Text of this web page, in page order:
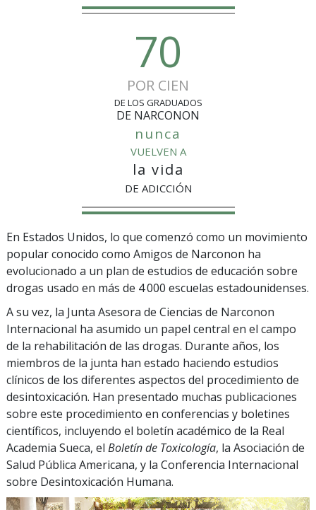
70
POR CIEN
DE LOS GRADUADOS
DE NARCONON
nunca
VUELVEN A
la vida
DE ADICCIÓN
En Estados Unidos, lo que comenzó como un movimiento
popular conocido como Amigos de Narconon ha
evolucionado a un plan de estudios de educación sobre
drogas usado en más de 4 000 escuelas estadounidenses.
A su vez, la Junta Asesora de Ciencias de Narconon
Internacional ha asumido un papel central en el campo
de la rehabilitación de las drogas. Durante años, los
miembros de la junta han estado haciendo estudios
clínicos de los diferentes aspectos del procedimiento de
desintoxicación. Han presentado muchas publicaciones
sobre este procedimiento en conferencias y boletines
científicos, incluyendo el boletín académico de la Real
Academia Sueca, el Boletín de Toxicología, la Asociación de
Salud Pública Americana, y la Conferencia Internacional
sobre Desintoxicación Humana.